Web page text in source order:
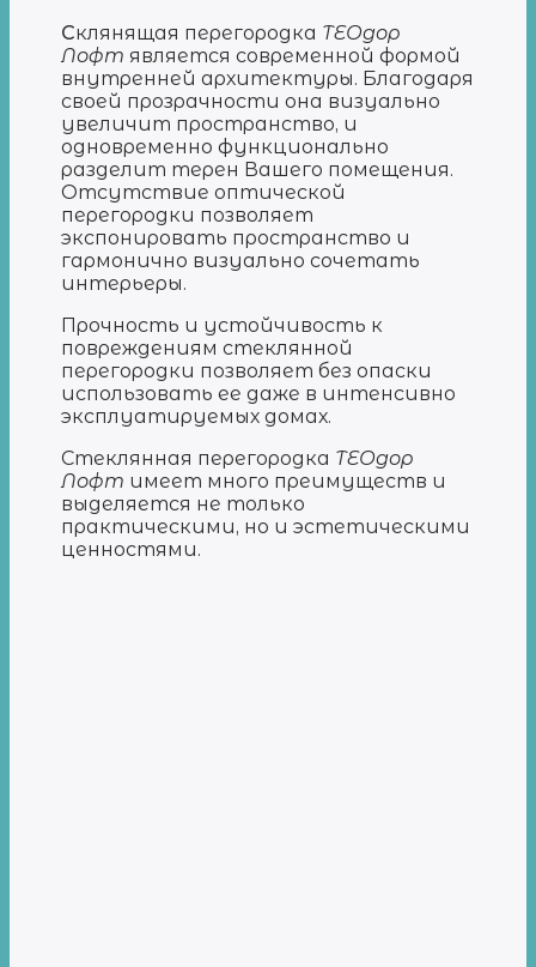
Склянящая перегородка ТЕОдор
Лофт является современной формой
внутренней архитектуры. Благодаря
своей прозрачности она визуально
увеличит пространство, и
одновременно функционально
разделит терен Вашего помещения.
Отсутствие оптической
перегородки позволяет
экспонировать пространство и
гармонично визуально сочетать
интерьеры.
Прочность и устойчивость к
повреждениям стеклянной
перегородки позволяет без опаски
использовать ее даже в интенсивно
эксплуатируемых домах.
Стеклянная перегородка ТЕОдор
Лофт имеет много преимуществ и
выделяется не только
практическими, но и эстетическими
ценностями.